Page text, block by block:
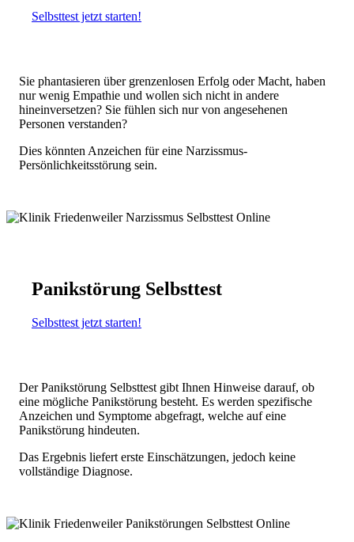
Selbsttest jetzt starten!
Sie phantasieren über grenzenlosen Erfolg oder Macht, haben
nur wenig Empathie und wollen sich nicht in andere
hineinversetzen? Sie fühlen sich nur von angesehenen
Personen verstanden?
Dies könnten Anzeichen für eine Narzissmus-
Persönlichkeitsstörung sein.
Panikstörung Selbsttest
Selbsttest jetzt starten!
Der Panikstörung Selbsttest gibt Ihnen Hinweise darauf, ob
eine mögliche Panikstörung besteht. Es werden spezifische
Anzeichen und Symptome abgefragt, welche auf eine
Panikstörung hindeuten.
Das Ergebnis liefert erste Einschätzungen, jedoch keine
vollständige Diagnose.